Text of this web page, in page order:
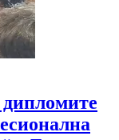
дипломите